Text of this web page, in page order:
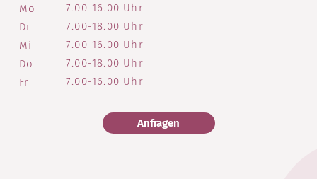
Mo
7.00-16.00 Uhr
Di
7.00-18.00 Uhr
Mi
7.00-16.00 Uhr
Do
7.00-18.00 Uhr
Fr
7.00-16.00 Uhr
Anfragen